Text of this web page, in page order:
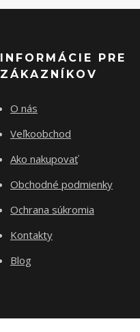
INFORMÁCIE PRE
ZÁKAZNÍKOV
O nás
Veľkoobchod
Ako nakupovať
Obchodné podmienky
Ochrana súkromia
Kontakty
Blog